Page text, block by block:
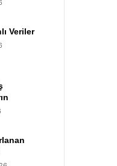
Veriler